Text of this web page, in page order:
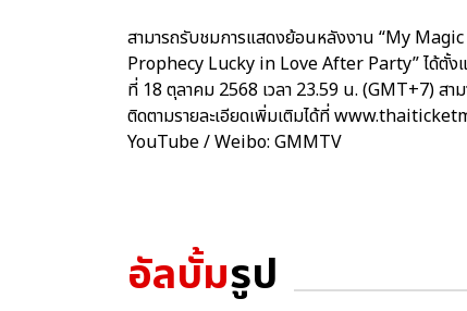
สามารถรับชมการแสดงย้อนหลังงาน “My
Prophecy Lucky in Love After Party” ได้ตั้ง
ที่ 18 ตุลาคม 2568 เวลา 23.59 น. (GMT+7) ส
ติดตามรายละเอียดเพิ่มเติมได้ที่
YouTube / Weibo: GMMTV
อัลบั้มรูป